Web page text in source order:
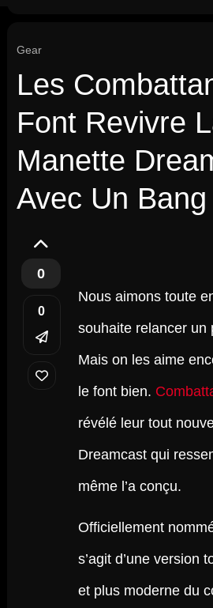
Gear
Les
Font Revivre
Manette
Avec Un Bang
0
0
Nous aimons toute
souhaite relancer un
Mais on les aime
le font bien.
révélé leur tout
Dreamcast qui
même l’a conçu.
Officiellement
s’agit d’une version
et plus moderne du